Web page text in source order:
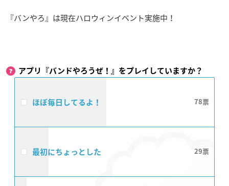
『バンやろ』は現在ハロウィンイベント実施中！
アプリ『バンドやろうぜ！』をプレイしていますか？
ほぼ毎日してるよ！ 78
最初にちょっとした 29